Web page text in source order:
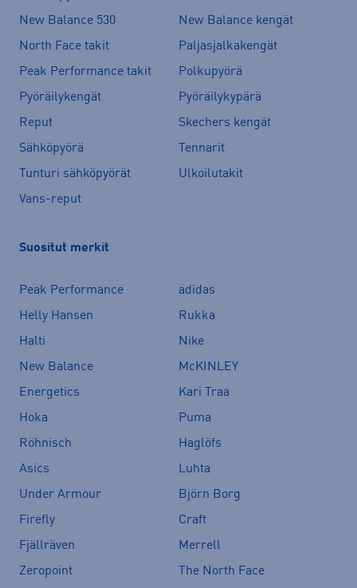
New Balance 530
New Balance kengät
North Face takit
Paljasjalkakengät
Peak Performance takit
Polkupyörä
Pyöräilykengät
Pyöräilykypärä
Reput
Skechers kengät
Sähköpyörä
Tennarit
Tunturi sähköpyörät
Ulkoilutakit
Vans-reput
Suositut merkit
Peak Performance
adidas
Helly Hansen
Rukka
Halti
Nike
New Balance
McKINLEY
Energetics
Kari Traa
Hoka
Puma
Röhnisch
Haglöfs
Asics
Luhta
Under Armour
Björn Borg
Firefly
Craft
Fjällräven
Merrell
Zeropoint
The North Face